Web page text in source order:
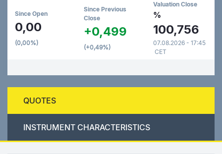
Since Open
0,00
(0,00%)
Since Previous
Close
+0,499
(+0,49%)
Valuation Close
%
100,756
07.08.2026 - 17:45
CET
QUOTES
INSTRUMENT CHARACTERISTICS